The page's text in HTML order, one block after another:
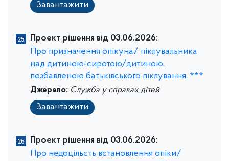
Завантажити
Проект рішення від 03.06.2026:
Про призначення опікуна/ піклувальника
над дитиною-сиротою/дитиною,
позбавленою батьківського піклування, ***
Джерело: Служба у справах дітей
Завантажити
Проект рішення від 03.06.2026:
Про недоцільсть встановлення опіки/